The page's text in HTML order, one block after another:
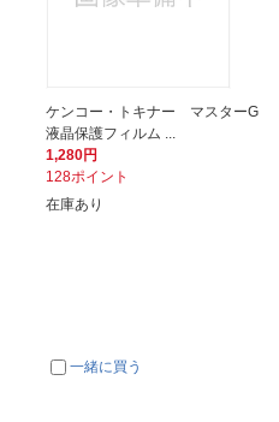
ケンコー・トキナー マスターG
液晶保護フィルム ...
1,280円
128ポイント
在庫あり
一緒に買う